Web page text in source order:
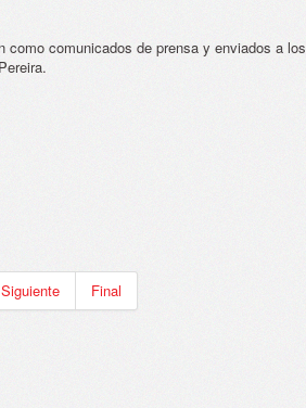
comunicados de prensa y enviados a los
Siguiente Final